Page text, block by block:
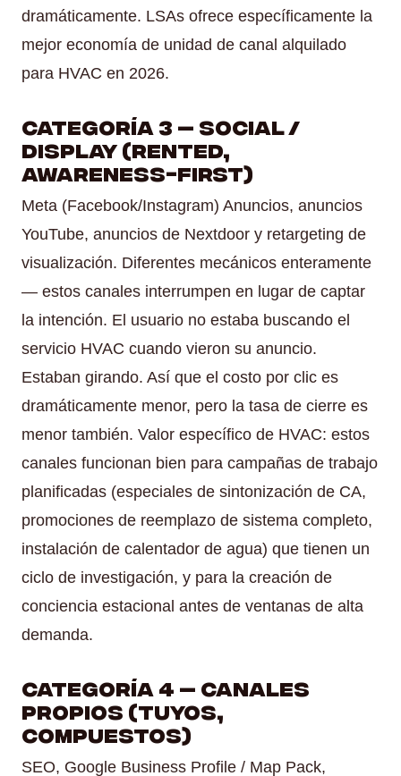
dramáticamente. LSAs ofrece específicamente la
mejor economía de unidad de canal alquilado
para HVAC en 2026.
Categoría 3 — Social /
Display (Rented,
Awareness-First)
Meta (Facebook/Instagram) Anuncios, anuncios
YouTube, anuncios de Nextdoor y retargeting de
visualización. Diferentes mecánicos enteramente
— estos canales interrumpen en lugar de captar
la intención. El usuario no estaba buscando el
servicio HVAC cuando vieron su anuncio.
Estaban girando. Así que el costo por clic es
dramáticamente menor, pero la tasa de cierre es
menor también. Valor específico de HVAC: estos
canales funcionan bien para campañas de trabajo
planificadas (especiales de sintonización de CA,
promociones de reemplazo de sistema completo,
instalación de calentador de agua) que tienen un
ciclo de investigación, y para la creación de
conciencia estacional antes de ventanas de alta
demanda.
Categoría 4 — Canales
propios (Tuyos,
compuestos)
SEO, Google Business Profile / Map Pack,